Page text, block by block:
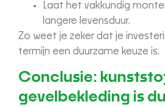
Laat het vakkundig
langere levensduur.
Zo weet je zeker dat je
termijn een duurzame keuze is.
Conclusie:
gevelbekleding is